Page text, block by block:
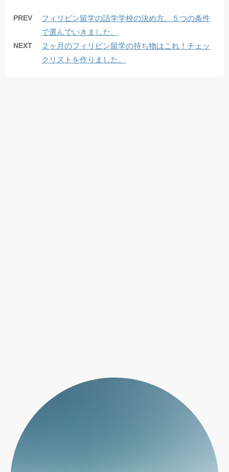
PREV
フィリピン留学の語学学校の決め方。５つの条件
で選んでいきました。
NEXT
２ヶ月のフィリピン留学の持ち物はこれ！チェッ
クリストを作りました。